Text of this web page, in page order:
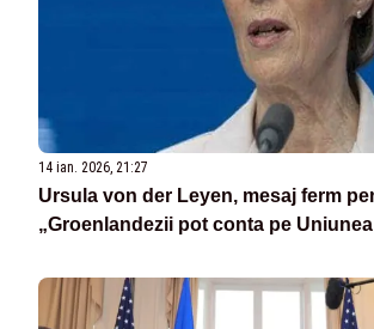
14 ian. 2026, 21:27
Ursula von der Leyen, mesaj ferm
„Groenlandezii pot conta pe